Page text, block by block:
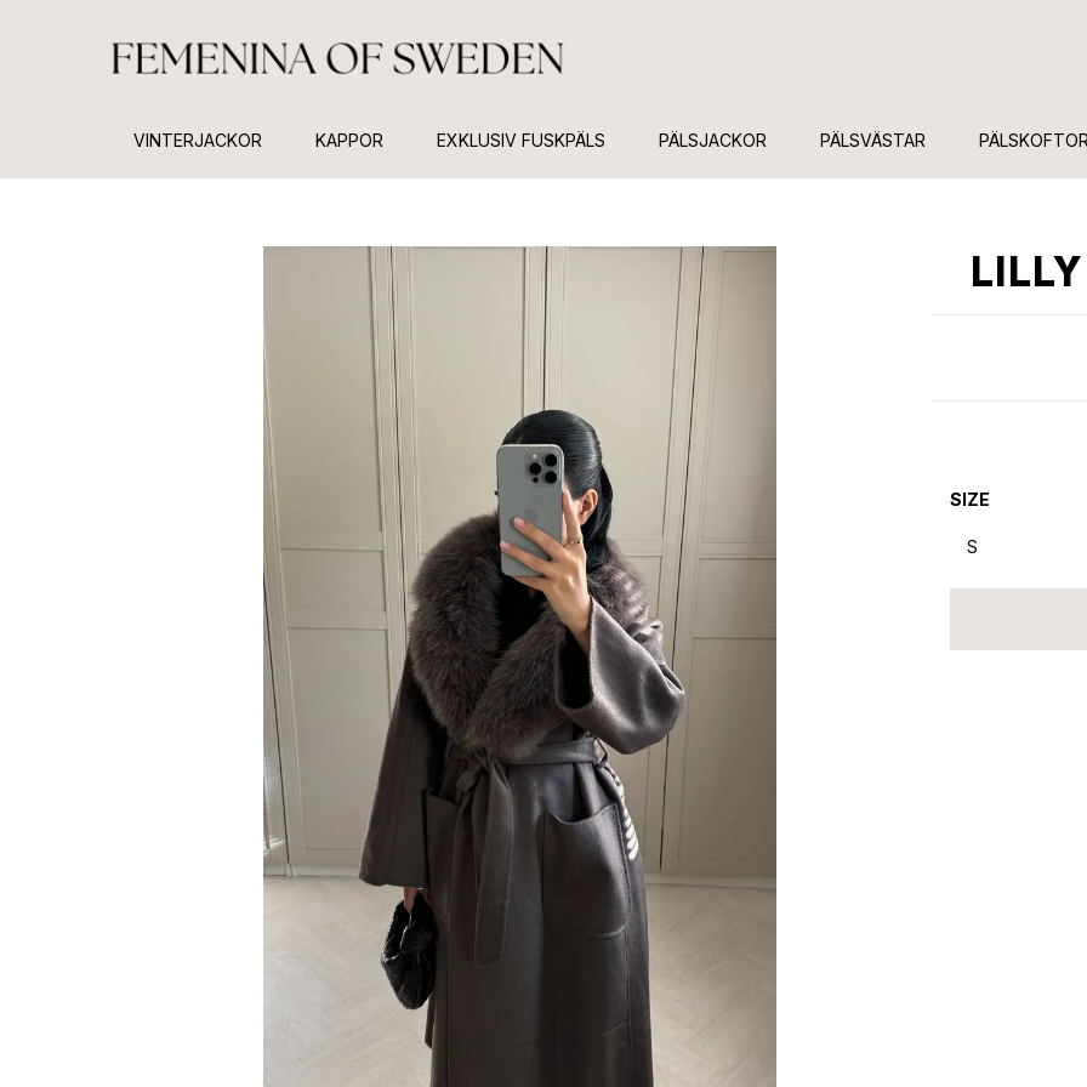
VINTERJACKOR KAPPOR EXKLUSIV FUSKPÄLS PÄLSJACKOR PÄLSVÄSTAR PÄLSKOFTOR
SIZE